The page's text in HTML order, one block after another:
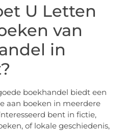
U Letten
van
in
boekhandel biedt een
aan boeken in meerdere
bent in fictie,
of lokale geschiedenis,